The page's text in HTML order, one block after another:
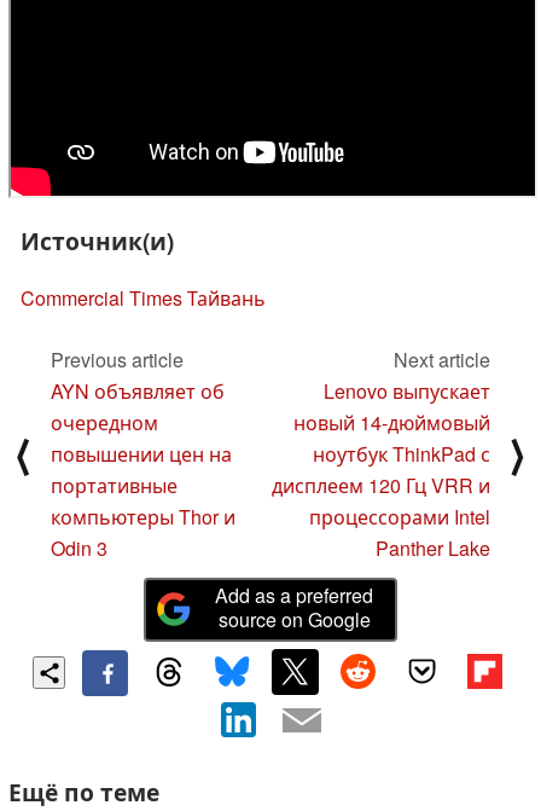
Источник(и)
Commercial Times Тайвань
⟨
Previous article
AYN объявляет об
очередном
повышении цен на
портативные
компьютеры Thor и
Odin 3
Next article
Lenovo выпускает
новый 14-дюймовый
ноутбук ThinkPad с
дисплеем 120 Гц VRR и
процессорами Intel
Panther Lake
⟩
Add as a preferred
source on Google
Ещё по теме